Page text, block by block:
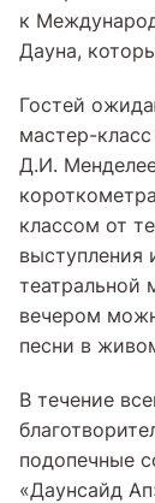
к
Дауна,
Гостей
мастер-
Д.И.
классом от
выступления
театральной
вечером
песни в
В течение
подопечные
«Даунсайд